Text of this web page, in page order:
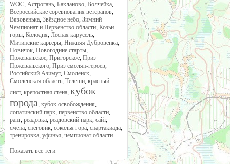
WOC, Астрогань, Бакланово, Волчейка,
Всероссийские соревнования ветеранов,
Вязовенька, Звёздное небо, Зимний
Чемпионат и Первенство области, Козьи
горы, Колодня, Лесная карусель,
Митинские карьеры, Нижняя Дубровенка,
Новичок, Новогодние старты,
Пржевальское, Пригорское, Приз
Пржевальского, Приз смолян-героев,
Российский Азимут, Смоленск,
Смоленская область, Телеши, красный
лист, крепостная стена, кубок
города, кубок освобождения,
лопатинский парк, первенство области,
ранг, реадовка, реадовский парк, сайт,
смена, снеговик, соколья гора, спартакиада,
тренировка, уфинья, чемпионат области
Показать все теги